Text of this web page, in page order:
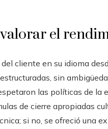
el
cliente en su idioma
sin
las políticas de la
de cierre apropiadas
si no, se ofreció una